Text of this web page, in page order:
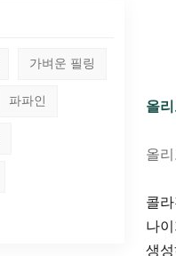
가벼운 필링
파파인 올
올
콜
나
생